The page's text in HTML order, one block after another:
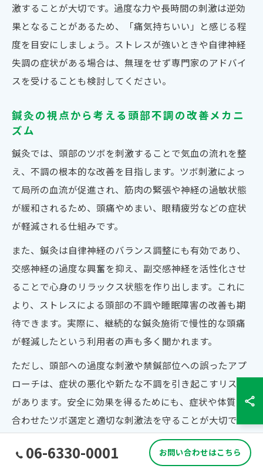
激することが大切です。過度な力や長時間の刺激は逆効
果となることがあるため、「痛気持ちいい」と感じる程
度を目安にしましょう。ストレスが強いときや自律神経
失調の症状がある場合は、無理をせず専門家のアドバイ
スを受けることも検討してください。
鍼灸の視点から考える頭部不調の改善メカニ
ズム
鍼灸では、頭部のツボを刺激することで気血の流れを整
え、不調の根本的な改善を目指します。ツボ刺激によっ
て局所の血流が促進され、筋肉の緊張や神経の過敏状態
が緩和されるため、頭痛やめまい、眼精疲労などの症状
が軽減される仕組みです。
また、鍼灸は自律神経のバランス調整にも有効であり、
交感神経の過度な興奮を抑え、副交感神経を活性化させ
ることで心身のリラックス状態を作り出します。これに
より、ストレスによる頭部の不調や睡眠障害の改善も期
待できます。実際に、継続的な鍼灸施術で慢性的な頭痛
が軽減したという利用者の声も多く聞かれます。
ただし、頭部への過度な刺激や禁鍼部位への誤ったアプ
ローチは、症状の悪化や新たな不調を引き起こすリスク
があります。安全に効果を得るためにも、症状や体質に
合わせたツボ選定と適切な刺激法を守ることが大切で
06-6330-0001 お問い合わせはこちら